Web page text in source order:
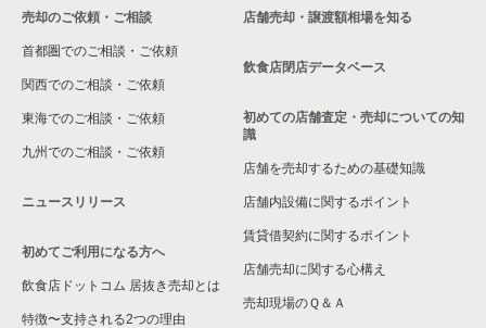
売却のご依頼・ご相談
首都圏でのご相談・ご依頼
関西でのご相談・ご依頼
東海でのご相談・ご依頼
九州でのご相談・ご依頼
ニュースリリース
初めてご利用になる方へ
飲食店ドットコム 居抜き売却とは
特徴〜支持される2つの理由
店舗売却・譲渡額相場を知る
飲食店閉店データベース
初めての店舗査定・売却についての知
識
店舗を売却するための基礎知識
店舗内設備に関するポイント
賃貸借契約に関するポイント
店舗売却に関する心構え
売却現場のＱ＆Ａ